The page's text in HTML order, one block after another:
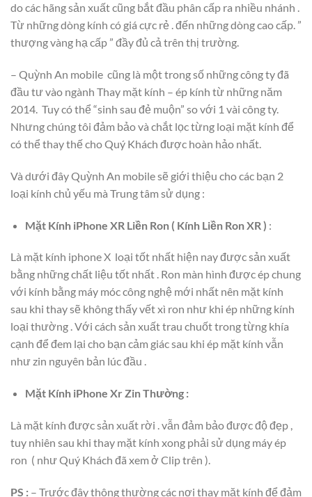
do các hãng sản xuất cũng bắt đầu phân cấp ra nhiều nhánh .
Từ những dòng kính có giá cực rẻ . đến những dòng cao cấp. ”
thượng vàng hạ cấp ” đầy đủ cả trên thị trường.
– Quỳnh An mobile cũng là một trong số những công ty đã
đầu tư vào ngành Thay mặt kính – ép kính từ những năm
2014. Tuy có thể “sinh sau đẻ muộn” so với 1 vài công ty.
Nhưng chúng tôi đảm bảo và chắt lọc từng loại mặt kính để
có thể thay thế cho Quý Khách được hoàn hảo nhất.
Và dưới đây Quỳnh An mobile sẽ giới thiệu cho các bạn 2
loại kính chủ yếu mà Trung tâm sử dụng :
Mặt Kính iPhone XR Liền Ron ( Kính Liền Ron XR ) :
Là mặt kính iphone X loại tốt nhất hiện nay được sản xuất
bằng những chất liệu tốt nhất . Ron màn hình được ép chung
với kính bằng máy móc công nghệ mới nhất nên mặt kính
sau khi thay sẽ không thấy vết xì ron như khi ép những kính
loại thường . Với cách sản xuất trau chuốt trong từng khía
cạnh để đem lại cho bạn cảm giác sau khi ép mặt kính vẫn
như zin nguyên bản lúc đầu .
Mặt Kính iPhone Xr Zin Thường :
Là mặt kính được sản xuất rời . vẫn đảm bảo được độ đẹp ,
tuy nhiên sau khi thay mặt kính xong phải sử dụng máy ép
ron ( như Quý Khách đã xem ở Clip trên ).
PS : – Trước đây thông thường các nơi thay mặt kính để đảm